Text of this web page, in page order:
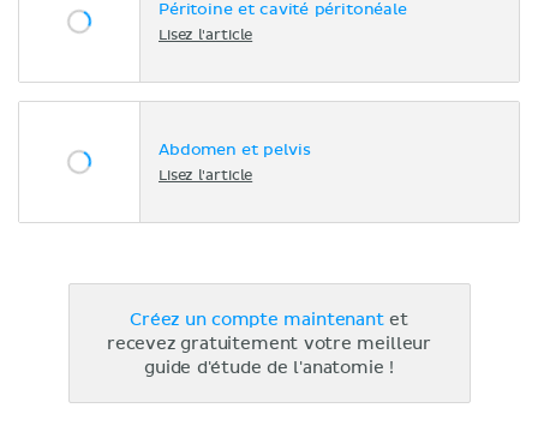
Péritoine et cavité péritonéale
Lisez l'article
Abdomen et pelvis
Lisez l'article
Créez un compte maintenantet
recevez gratuitement votre meilleur
guide d'étude de l'anatomie !